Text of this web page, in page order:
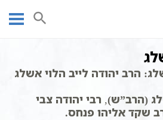
| גלריית תמונות מקובלים
הרב יהודה לייב הלוי אשלג
(הרב”ש), רבי יהודה צבי
שקד אליהו פנחס.